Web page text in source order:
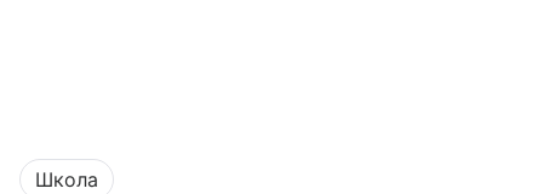
Школа